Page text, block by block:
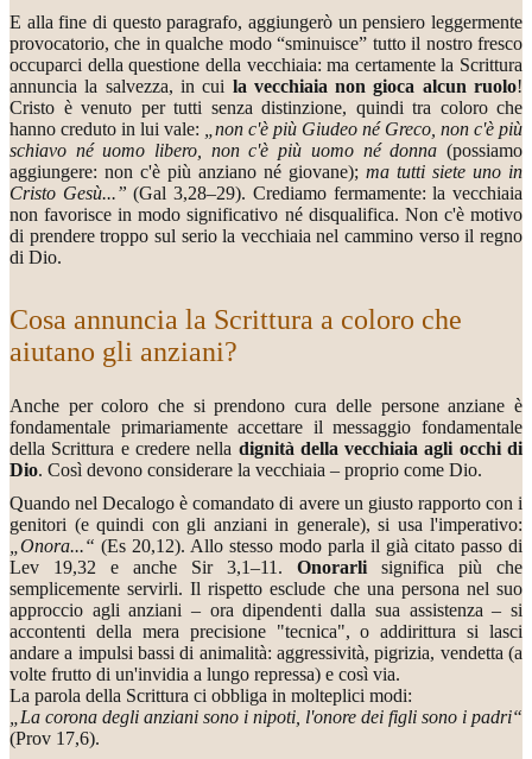
E alla fine di questo paragrafo, aggiungerò un pensiero leggermente
provocatorio, che in qualche modo “sminuisce” tutto il nostro fresco
occuparci della questione della vecchiaia: ma certamente la Scrittura
annuncia la salvezza, in cui la vecchiaia non gioca alcun ruolo!
Cristo è venuto per tutti senza distinzione, quindi tra coloro che
hanno creduto in lui vale:
„non c'è più Giudeo né Greco, non c'è più
schiavo né uomo libero, non c'è più uomo né donna (possiamo
aggiungere: non c'è più anziano né giovane); ma tutti siete uno in
Cristo Gesù...” (Gal 3,28–29). Crediamo fermamente: la vecchiaia
non favorisce in modo significativo né disqualifica. Non c'è motivo
di prendere troppo sul serio la vecchiaia nel cammino verso il regno
di Dio.
Cosa annuncia la Scrittura a coloro che
aiutano gli anziani?
Anche per coloro che si prendono cura delle persone anziane è
fondamentale primariamente accettare il messaggio fondamentale
della Scrittura e credere nella dignità della vecchiaia agli occhi di
Dio. Così devono considerare la vecchiaia – proprio come Dio.
Quando nel Decalogo è comandato di avere un giusto rapporto con i
genitori (e quindi con gli anziani in generale), si usa l'imperativo:
„Onora...“ (Es 20,12). Allo stesso modo parla il già citato passo di
Lev 19,32 e anche Sir 3,1–11. Onorarli significa più che
semplicemente servirli. Il rispetto esclude che una persona nel suo
approccio agli anziani – ora dipendenti dalla sua assistenza – si
accontenti della mera precisione "tecnica", o addirittura si lasci
andare a impulsi bassi di animalità: aggressività, pigrizia, vendetta (a
volte frutto di un'invidia a lungo repressa) e così via.
La parola della Scrittura ci obbliga in molteplici modi:
„La corona degli anziani sono i nipoti, l'onore dei figli sono i padri“
(Prov 17,6).